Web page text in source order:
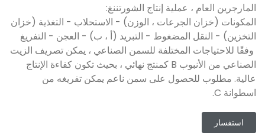
المارجرين العام ، عملية إنتاج الشورتننغ:
المكونات (خزان الجرعات ، الوزن) - الاستحلاب - التغذية (خزان
التخزين) - النقل المضغوط - التبريد (أ ، ب) - العجن - التفريغ
وفقًا للاحتياجات المختلفة للسمن الصناعي ، يمكن تصريف الزيت
الصناعي من الأنبوب B كمنتج نهائي ، بحيث تكون كفاءة الإنتاج
عالية. مطلوب للحصول على سمن ناعم يمكن تفريغه من
اسطوانة C.
استفسار